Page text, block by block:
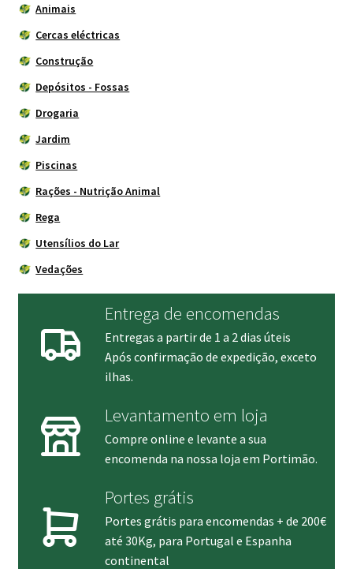
Animais
Cercas eléctricas
Construção
Depósitos - Fossas
Drogaria
Jardim
Piscinas
Rações - Nutrição Animal
Rega
Utensílios do Lar
Vedações
Entrega de encomendas
Entregas a partir de 1 a 2 dias úteis
Após confirmação de expedição, exceto
ilhas.
Levantamento em loja
Compre online e levante a sua
encomenda na nossa loja em Portimão.
Portes grátis
Portes grátis para encomendas + de 200€
até 30Kg, para Portugal e Espanha
continental